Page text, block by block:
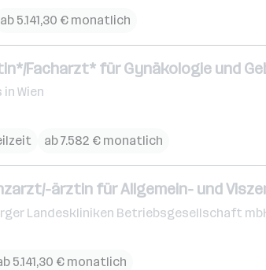
ab 5.141,30 € monatlich
Facharzt* für Gynäkologie und
Wien
ab 7.582 € monatlich
ärztin für Allgemein- und
Landeskliniken Betriebsgesellschaft
5.141,30 € monatlich